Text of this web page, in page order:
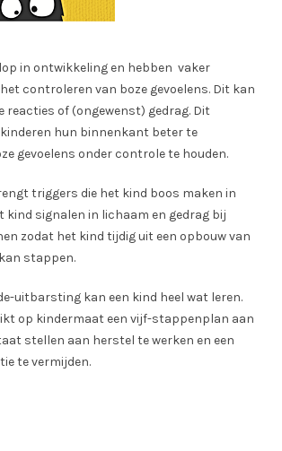
in ontwikkeling en hebben vaker
controleren van boze gevoelens. Dit kan
reacties of (ongewenst) gedrag. Dit
hun binnenkant beter te
gevoelens onder controle te houden.
triggers die het kind boos maken in
kind signalen in lichaam en gedrag bij
zodat het kind tijdig uit een opbouw van
stappen.
uitbarsting kan een kind heel wat leren.
op kindermaat een vijf-stappenplan aan
stellen aan herstel te werken en een
te vermijden.